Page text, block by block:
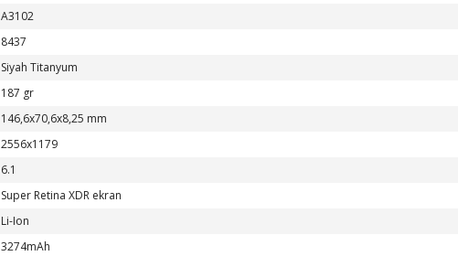
A3102
8437
Siyah Titanyum
187 gr
146,6x70,6x8,25 mm
2556x1179
6.1
Super Retina XDR ekran
Li-Ion
3274mAh